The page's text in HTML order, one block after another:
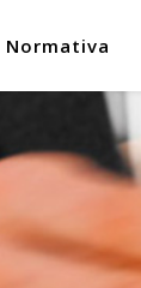
Normativa